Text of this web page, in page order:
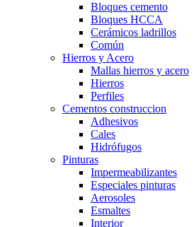
Bloques cemento
Bloques HCCA
Cerámicos ladrillos
Común
Hierros y Acero
Mallas hierros y acero
Hierros
Perfiles
Cementos construccion
Adhesivos
Cales
Hidrófugos
Pinturas
Impermeabilizantes
Especiales pinturas
Aerosoles
Esmaltes
Interior